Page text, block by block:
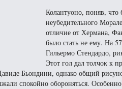
Колантуоно, поняв, что
неубедительного
отличие от Хермана,
было стать не ему. На
Гильермо Стендардо,
Этот гол дал толчок к
Бьондини, однако общий
спокойно обороняться.